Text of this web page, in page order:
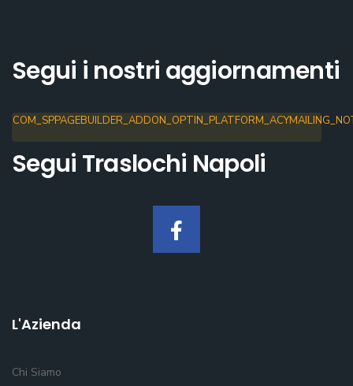
Segui i nostri aggiornamenti
Segui Traslochi Napoli
L'Azienda
Chi Siamo